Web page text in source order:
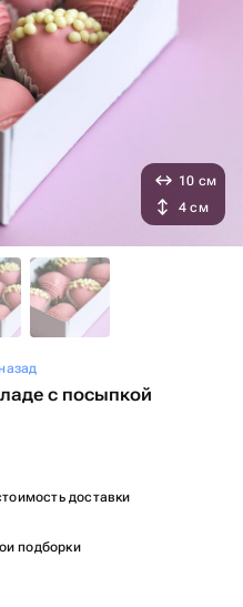
с посыпкой
доставки
подборки
10 см
4 см